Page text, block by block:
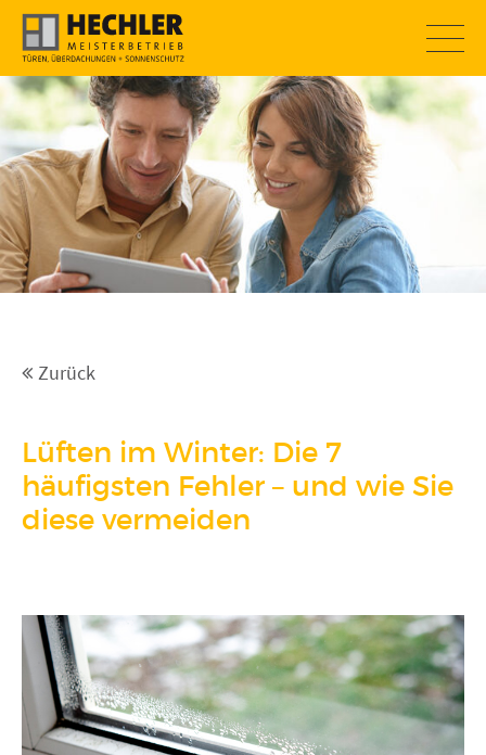
FENSTER KAUFEN
Lüften im Winter: Die 7
häufigsten Fehler – und wie Sie
diese vermeiden
Zurück